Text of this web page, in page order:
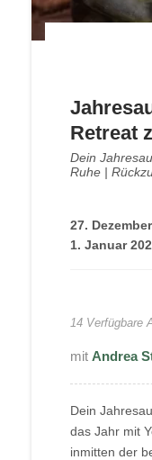
Retreat
mit
Dein
Ruhe |
27.
1. Januar
14 Verfügbare
Andrea
Dein
das Jahr mit
inmitten der